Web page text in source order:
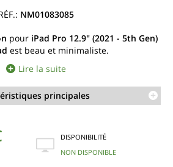
NM01083085
pour iPad Pro 12.9" (2021 - 5th Gen)
est beau et minimaliste.
Lire la suite
principales
DISPONIBILITÉ
NON DISPONIBLE